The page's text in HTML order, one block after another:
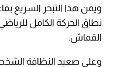
ويمن هذا التبخر السريع
نطاق الحركة الكامل
القماش.
وعلى صعيد النظافة